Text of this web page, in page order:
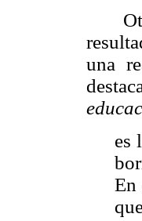
una
es
En